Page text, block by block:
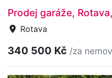
Prodej garáže,
Rotava
340 500 Kč /za